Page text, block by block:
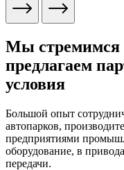
Мы стремимся
предлагаем
условия
Большой опыт
автопарков,
предприятиями
оборудование, в
передачи.